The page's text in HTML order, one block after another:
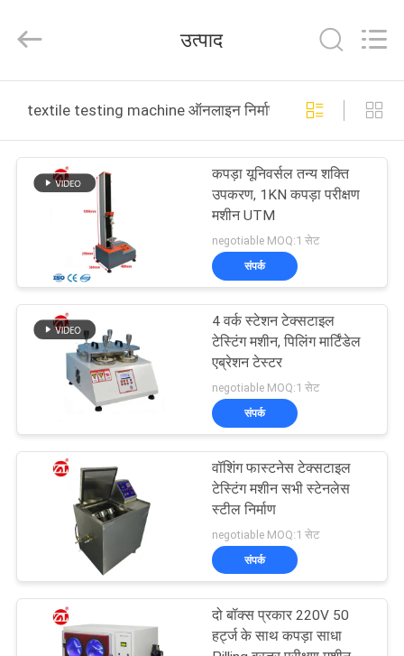
उत्पादों
बारे
कारखाना
गुणवत्ता
नियंत्रण
संपर्क
करें
Technology
Rights
उत्पाद
textile testing machine ऑनलाइन निर्माण
कपड़ा यूनिवर्सल तन्य शक्ति
उपकरण, 1KN कपड़ा परीक्षण
मशीन UTM
negotiable MOQ:1 सेट
संपर्क
4 वर्क स्टेशन टेक्सटाइल
टेस्टिंग मशीन, पिलिंग मार्टिंडेल
एब्रेशन टेस्टर
negotiable MOQ:1 सेट
संपर्क
वॉशिंग फास्टनेस टेक्सटाइल
टेस्टिंग मशीन सभी स्टेनलेस
स्टील निर्माण
negotiable MOQ:1 सेट
संपर्क
दो बॉक्स प्रकार 220V 50
हर्ट्ज के साथ कपड़ा साधा